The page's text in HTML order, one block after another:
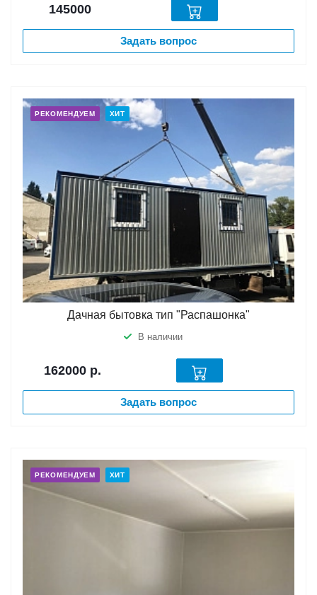
145000
Задать вопрос
РЕКОМЕНДУЕМ ХИТ
Дачная бытовка тип "Распашонка"
В наличии
162000 р.
Задать вопрос
РЕКОМЕНДУЕМ ХИТ